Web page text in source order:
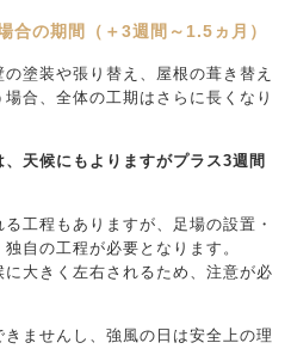
合の期間（＋3週間～1.5ヵ月）
塗装や張り替え、屋根の葺き替え
合、全体の工期はさらに長くなり
天候にもよりますがプラス3週間
工程もありますが、足場の設置・
自の工程が必要となります。
大きく左右されるため、注意が必
ませんし、強風の日は安全上の理